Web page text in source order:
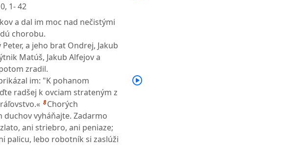
1- 42
a dal im moc nad nečistými
chorobu.
a jeho brat Ondrej, Jakub
Matúš, Jakub Alfejov a
zradil.
im: "K pohanom
radšej k ovciam strateným z
8 Chorých
vyháňajte. Zadarmo
ani striebro, ani peniaze;
palicu, lebo robotník si zaslúži